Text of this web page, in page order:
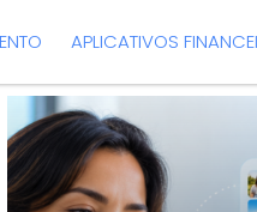
APLICATIVOS